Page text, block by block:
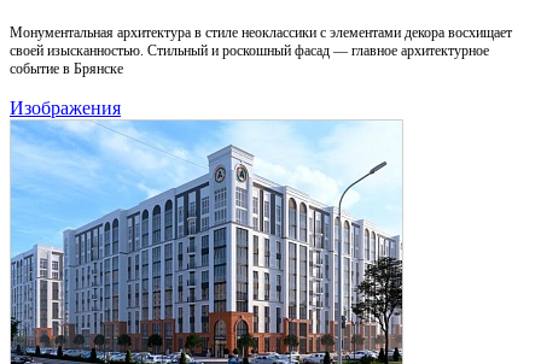
Монументальная архитектура в стиле неоклассики с элементами декора восхищает
своей изысканностью. Стильный и роскошный фасад — главное архитектурное
событие в Брянске
Изображения